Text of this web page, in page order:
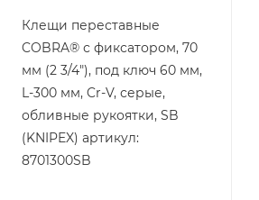
Клещи переставные
COBRA® с фиксатором, 70
мм (2 3/4"), под ключ 60 мм,
L-300 мм, Cr-V, серые,
обливные рукоятки, SB
(KNIPEX) артикул:
8701300SB